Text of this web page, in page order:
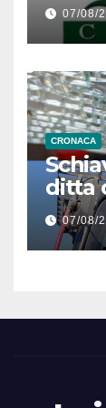
07/08/
CRONACA
ditta
07/08/